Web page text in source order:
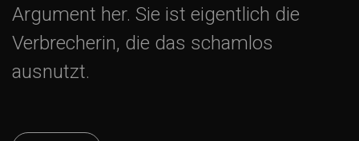
Argument her. Sie ist eigentlich die
Verbrecherin, die das schamlos
ausnutzt.